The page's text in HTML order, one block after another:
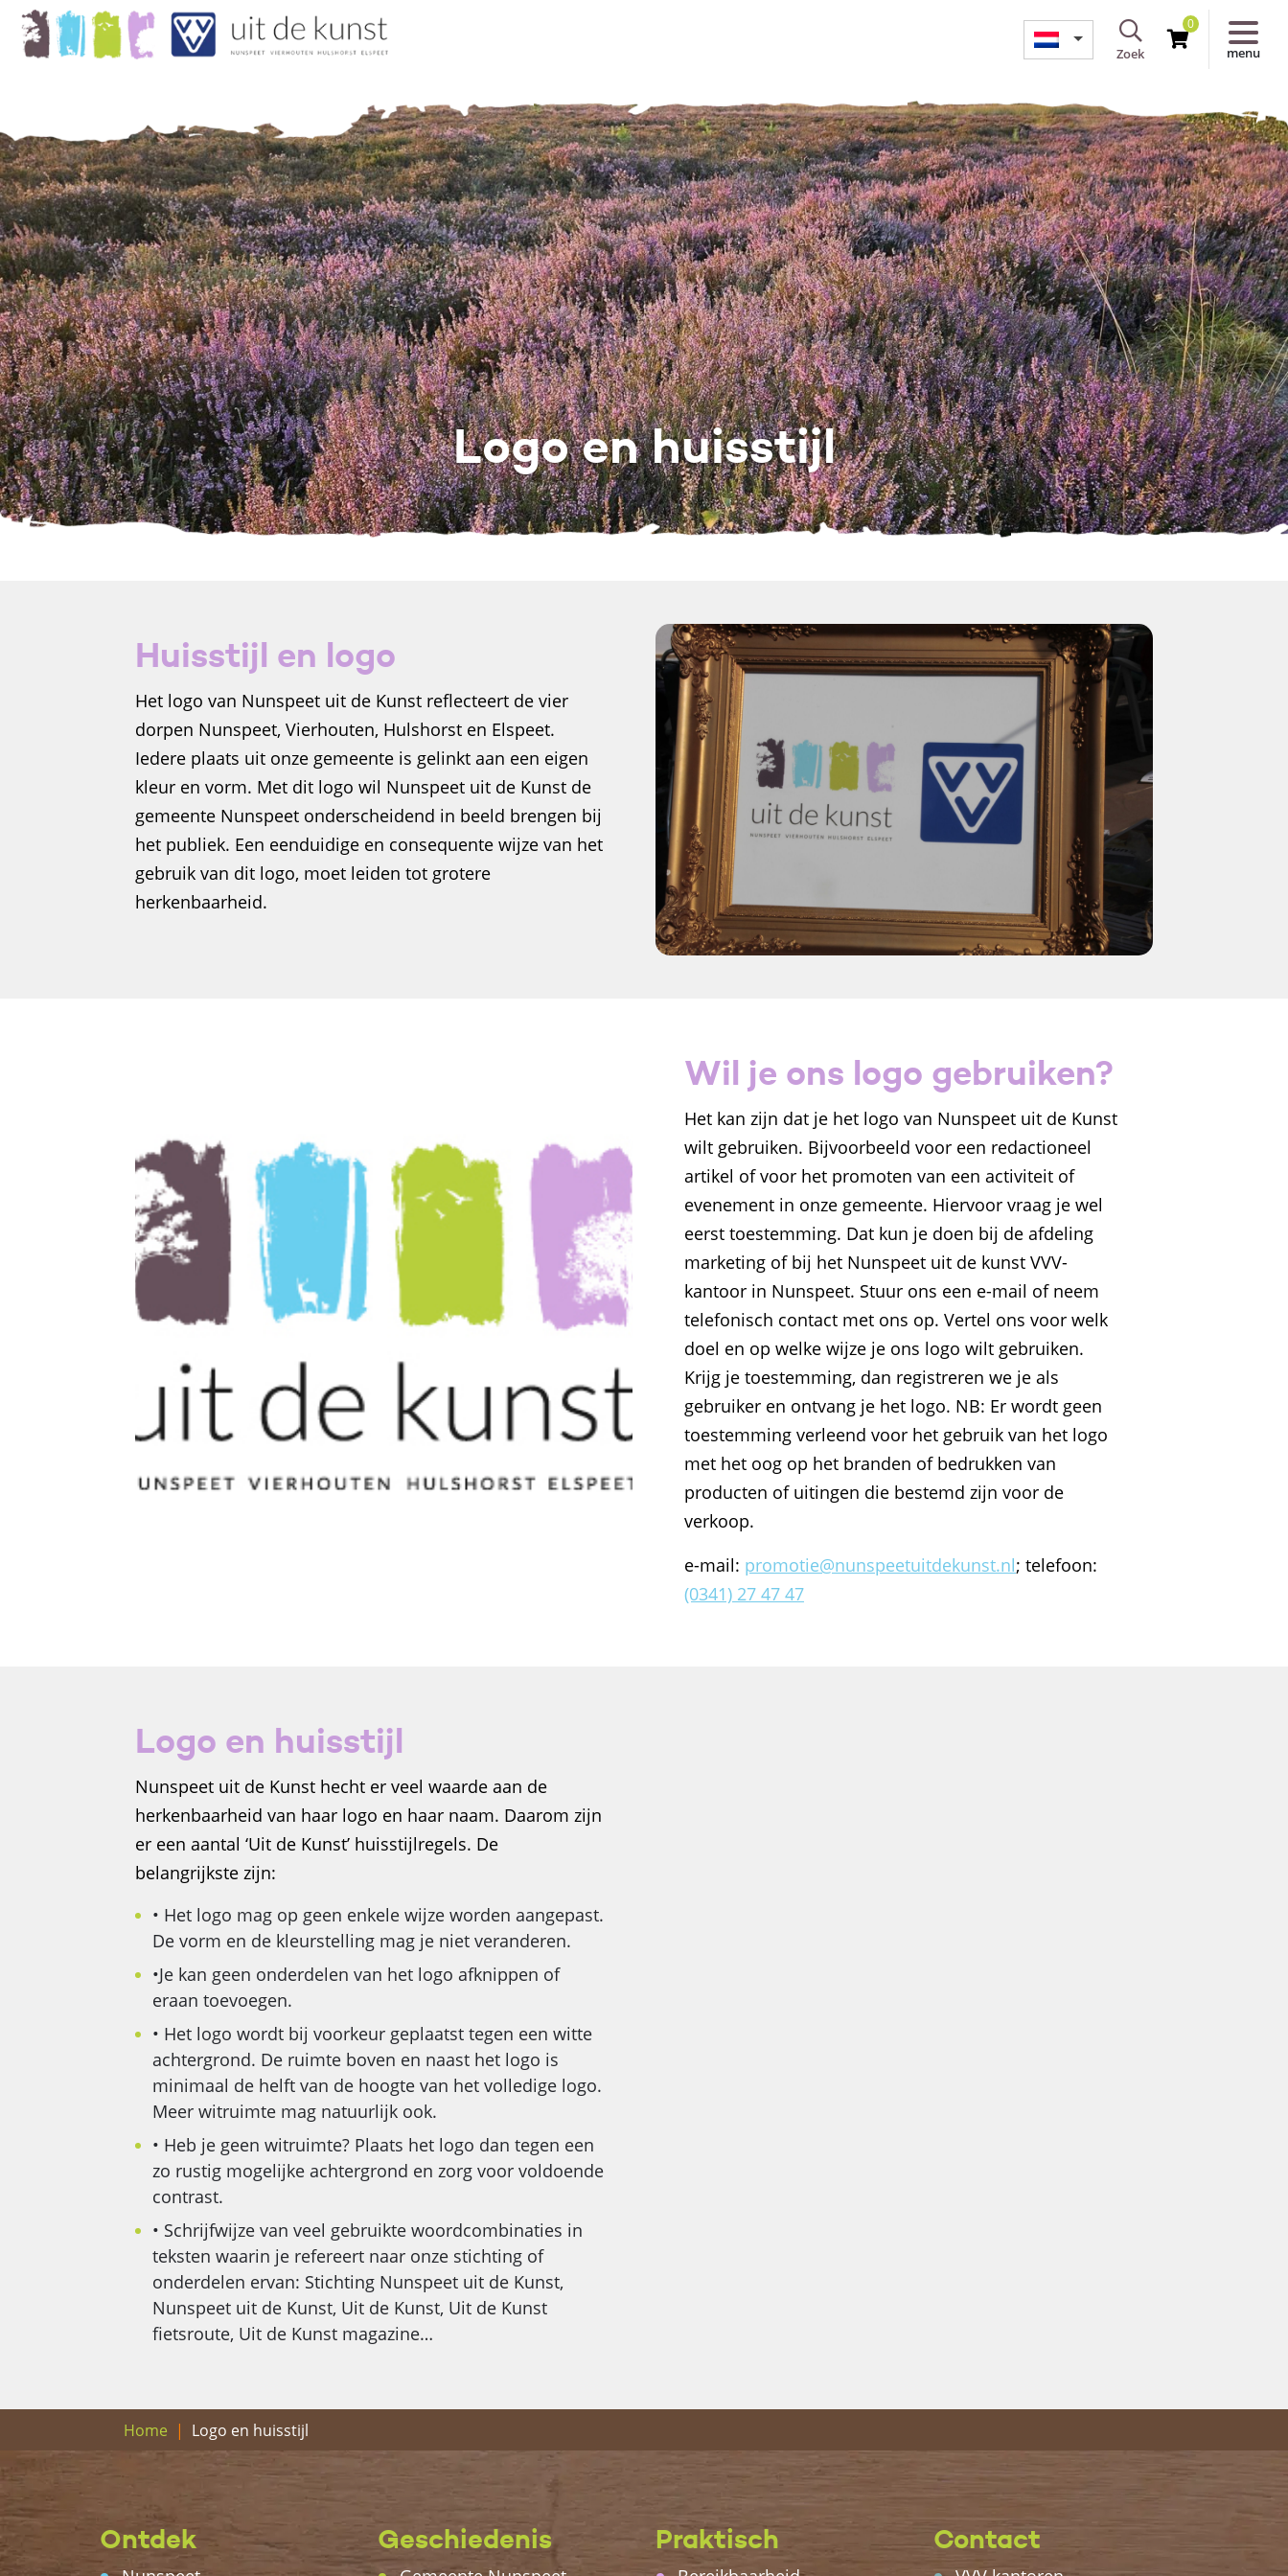
Zoek
0
menu
Logo en huisstijl
Huisstijl en logo
Het logo van Nunspeet uit de Kunst reflecteert de vier
dorpen Nunspeet, Vierhouten, Hulshorst en Elspeet.
Iedere plaats uit onze gemeente is gelinkt aan een eigen
kleur en vorm. Met dit logo wil Nunspeet uit de Kunst de
gemeente Nunspeet onderscheidend in beeld brengen bij
het publiek. Een eenduidige en consequente wijze van het
gebruik van dit logo, moet leiden tot grotere
herkenbaarheid.
Wil je ons logo gebruiken?
Het kan zijn dat je het logo van Nunspeet uit de Kunst
wilt gebruiken. Bijvoorbeeld voor een redactioneel
artikel of voor het promoten van een activiteit of
evenement in onze gemeente. Hiervoor vraag je wel
eerst toestemming. Dat kun je doen bij de afdeling
marketing of bij het Nunspeet uit de kunst VVV-
kantoor in Nunspeet. Stuur ons een e-mail of neem
telefonisch contact met ons op. Vertel ons voor welk
doel en op welke wijze je ons logo wilt gebruiken.
Krijg je toestemming, dan registreren we je als
gebruiker en ontvang je het logo. NB: Er wordt geen
toestemming verleend voor het gebruik van het logo
met het oog op het branden of bedrukken van
producten of uitingen die bestemd zijn voor de
verkoop.
e-mail: promotie@nunspeetuitdekunst.nl; telefoon:
(0341) 27 47 47
Logo en huisstijl
Nunspeet uit de Kunst hecht er veel waarde aan de
herkenbaarheid van haar logo en haar naam. Daarom zijn
er een aantal ‘Uit de Kunst’ huisstijlregels. De
belangrijkste zijn:
• Het logo mag op geen enkele wijze worden aangepast.
De vorm en de kleurstelling mag je niet veranderen.
•Je kan geen onderdelen van het logo afknippen of
eraan toevoegen.
• Het logo wordt bij voorkeur geplaatst tegen een witte
achtergrond. De ruimte boven en naast het logo is
minimaal de helft van de hoogte van het volledige logo.
Meer witruimte mag natuurlijk ook.
• Heb je geen witruimte? Plaats het logo dan tegen een
zo rustig mogelijke achtergrond en zorg voor voldoende
contrast.
• Schrijfwijze van veel gebruikte woordcombinaties in
teksten waarin je refereert naar onze stichting of
onderdelen ervan: Stichting Nunspeet uit de Kunst,
Nunspeet uit de Kunst, Uit de Kunst, Uit de Kunst
fietsroute, Uit de Kunst magazine…
Home Logo en huisstijl
Ontdek Geschiedenis Praktisch Contact